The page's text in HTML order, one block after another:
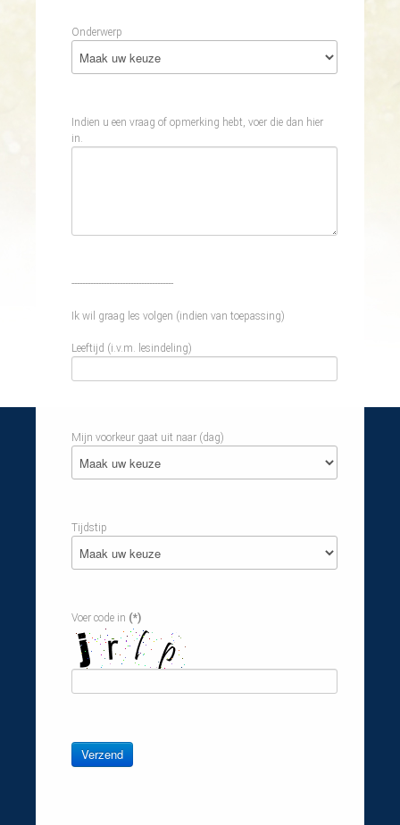
Onderwerp
Indien u een vraag of opmerking hebt, voer die dan hier
in.
--------------------------------------
Ik wil graag les volgen (indien van toepassing)
Leeftijd (i.v.m. lesindeling)
Mijn voorkeur gaat uit naar (dag)
Tijdstip
Voer code in (*)